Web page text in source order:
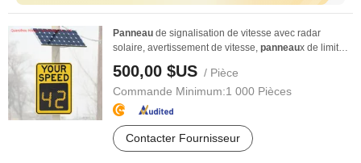
Panneau de signalisation de vitesse avec radar
solaire, avertissement de vitesse, panneaux de limite
500,00 $US / Pièce
Commande Minimum:1 000 Pièces
Contacter Fournisseur